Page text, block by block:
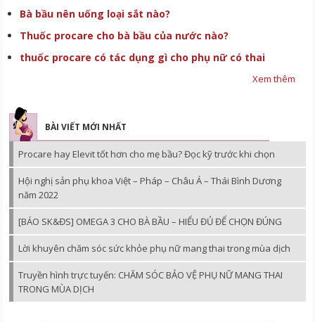
Bà bầu nên uống loại sắt nào?
Thuốc procare cho bà bầu của nước nào?
thuốc procare có tác dụng gì cho phụ nữ có thai
Xem thêm
BÀI VIẾT MỚI NHẤT
Procare hay Elevit tốt hơn cho mẹ bầu? Đọc kỹ trước khi chọn
Hội nghị sản phụ khoa Việt – Pháp – Châu Á – Thái Bình Dương
năm 2022
[BÁO SK&ĐS] OMEGA 3 CHO BÀ BẦU – HIỂU ĐỦ ĐỂ CHỌN ĐÚNG
Lời khuyên chăm sóc sức khỏe phụ nữ mang thai trong mùa dịch
Truyền hình trực tuyến: CHĂM SÓC BẢO VỆ PHỤ NỮ MANG THAI
TRONG MÙA DỊCH